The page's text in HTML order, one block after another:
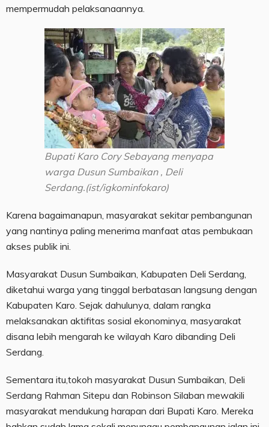
mempermudah pelaksanaannya.
Bupati Karo Cory Sebayang menyapa
warga Dusun Sumbaikan , Deli
Serdang.(ist/igkominfokaro)
Karena bagaimanapun, masyarakat sekitar pembangunan
yang nantinya paling menerima manfaat atas pembukaan
akses publik ini.
Masyarakat Dusun Sumbaikan, Kabupaten Deli Serdang,
diketahui warga yang tinggal berbatasan langsung dengan
Kabupaten Karo. Sejak dahulunya, dalam rangka
melaksanakan aktifitas sosial ekonominya, masyarakat
disana lebih mengarah ke wilayah Karo dibanding Deli
Serdang.
Sementara itu,tokoh masyarakat Dusun Sumbaikan, Deli
Serdang Rahman Sitepu dan Robinson Silaban mewakili
masyarakat mendukung harapan dari Bupati Karo. Mereka